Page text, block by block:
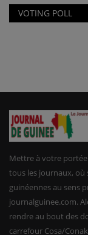
VOTING POLL
Mettre à votre
tous les journaux,
guinéennes au sens
journalguinee.com.
rendre au bout des
carrefour Cosa/